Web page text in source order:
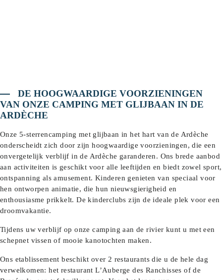
DE HOOGWAARDIGE VOORZIENINGEN
VAN ONZE CAMPING MET GLIJBAAN IN DE
ARDÈCHE
Onze 5-sterrencamping met glijbaan in het hart van de Ardèche
onderscheidt zich door zijn hoogwaardige voorzieningen, die een
onvergetelijk verblijf in de Ardèche garanderen. Ons brede aanbod
aan activiteiten is geschikt voor alle leeftijden en biedt zowel sport,
ontspanning als amusement. Kinderen genieten van speciaal voor
hen ontworpen animatie, die hun nieuwsgierigheid en
enthousiasme prikkelt. De kinderclubs zijn de ideale plek voor een
droomvakantie.
Tijdens uw verblijf op onze camping aan de rivier kunt u met een
schepnet vissen of mooie kanotochten maken.
Ons etablissement beschikt over 2 restaurants die u de hele dag
verwelkomen: het restaurant L’Auberge des Ranchisses of de